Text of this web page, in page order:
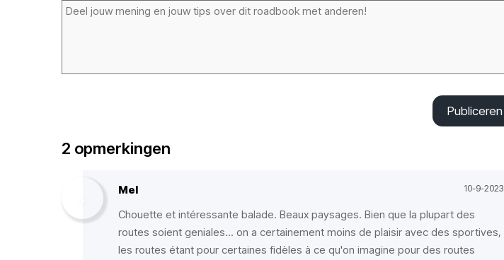
Publiceren
2 opmerkingen
Mel 10-9-2023
Chouette et intéressante balade. Beaux paysages. Bien que la plupart des
routes soient geniales... on a certainement moins de plaisir avec des sportives,
les routes étant pour certaines fidèles à ce qu'on imagine pour des routes